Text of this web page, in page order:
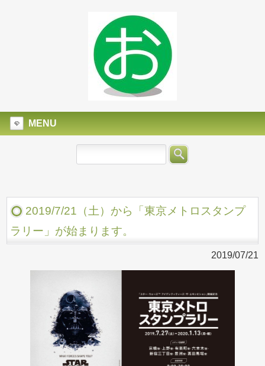
MENU
2019/7/21（土）から「東京メトロスタンプ
ラリー」が始まります。
2019/07/21